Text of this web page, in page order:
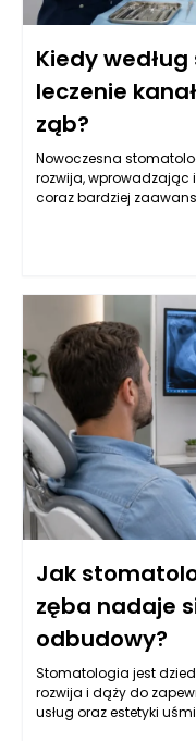
Kiedy
leczenie
ząb?
Nowoczesna
rozwija, wprowadzając
coraz bardziej
kanałowe, często
postępowania. W
kanałowe może
jednoznaczny.
taka decyzja jest
przeprowadzić kolejne
mógł cieszyć się
Jak
zęba nadaje
odbudowy?
Stomatologia jest
rozwija i dąży do
usług oraz estetyki